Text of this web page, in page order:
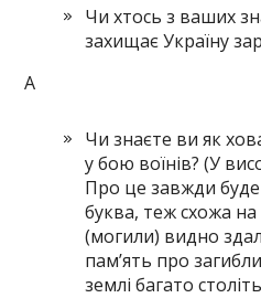
Чи хтось з ваших
захищає Україну
А
Чи знаєте ви як
у бою воїнів? (У
Про це завжди
буква, теж схожа на
(могили) видно
пам’ять про
землі багато